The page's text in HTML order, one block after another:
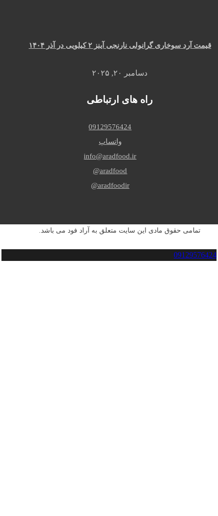
قیمت آرد سوخاری گرانولی نارنجی آینز ۲ کیلویی در آذر ۱۴۰۴
دسامبر ۲۰, ۲۰۲۵
راه های ارتباطی
09129576424
واتساپ
info@aradfood.ir
aradfood@
aradfoodir@
تمامی حقوق مادی این سایت متعلق به آراد فود می باشد.
09129576424